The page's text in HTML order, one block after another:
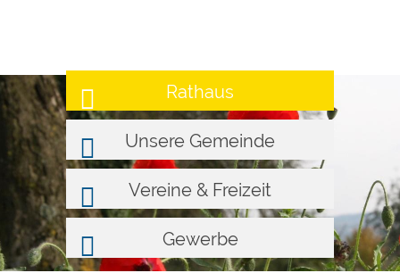
Rathaus
Unsere Gemeinde
Vereine & Freizeit
Gewerbe